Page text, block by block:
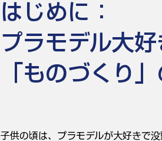
はじめに：
プラモデル大好
「ものづくり
子供の頃は、プラモデルが大好きで